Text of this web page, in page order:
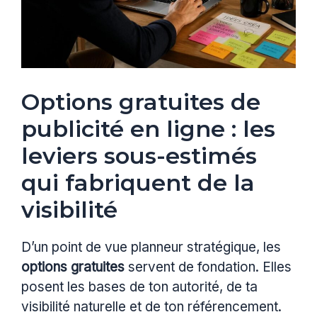
Options gratuites de
publicité en ligne : les
leviers sous-estimés
qui fabriquent de la
visibilité
D’un point de vue planneur stratégique, les
options gratuites servent de fondation. Elles
posent les bases de ton autorité, de ta
visibilité naturelle et de ton référencement.